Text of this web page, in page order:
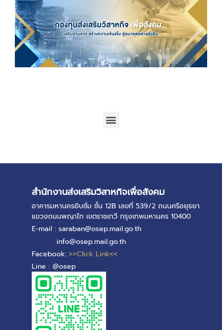
สำนักงานส่งเสริมวิสาหกิจเพื่อสังคม
อาคารมหานครยิบซั่ม ชั้น 12B เลขที่ 539/2 ถนนศรีอยุธยา
แขวงถนนพญาไท เขตราชเทวี กรุงเทพมหานคร 10400
E-mail : saraban@osep.mail.go.th
info@osep.mail.go.th
Facebook: >>Click Link<<
Line : @osep